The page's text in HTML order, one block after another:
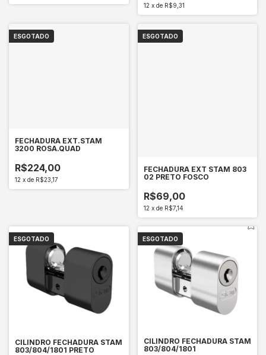
12 x de R$9,31
ESGOTADO
FECHADURA EXT.STAM
3200 ROSA.QUAD
R$224,00
12 x de R$23,17
ESGOTADO
FECHADURA EXT STAM 803
02 PRETO FOSCO
R$69,00
12 x de R$7,14
ESGOTADO
CILINDRO FECHADURA STAM
803/804/1801 PRETO
ESGOTADO
CILINDRO FECHADURA STAM
803/804/1801